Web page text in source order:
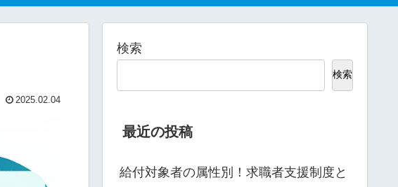
2025.02.04
検索
検索
最近の投稿
給付対象者の属性別！求職者支援制度と